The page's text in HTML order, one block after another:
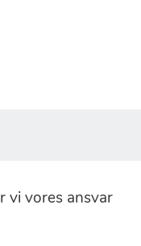
vi vores ansvar